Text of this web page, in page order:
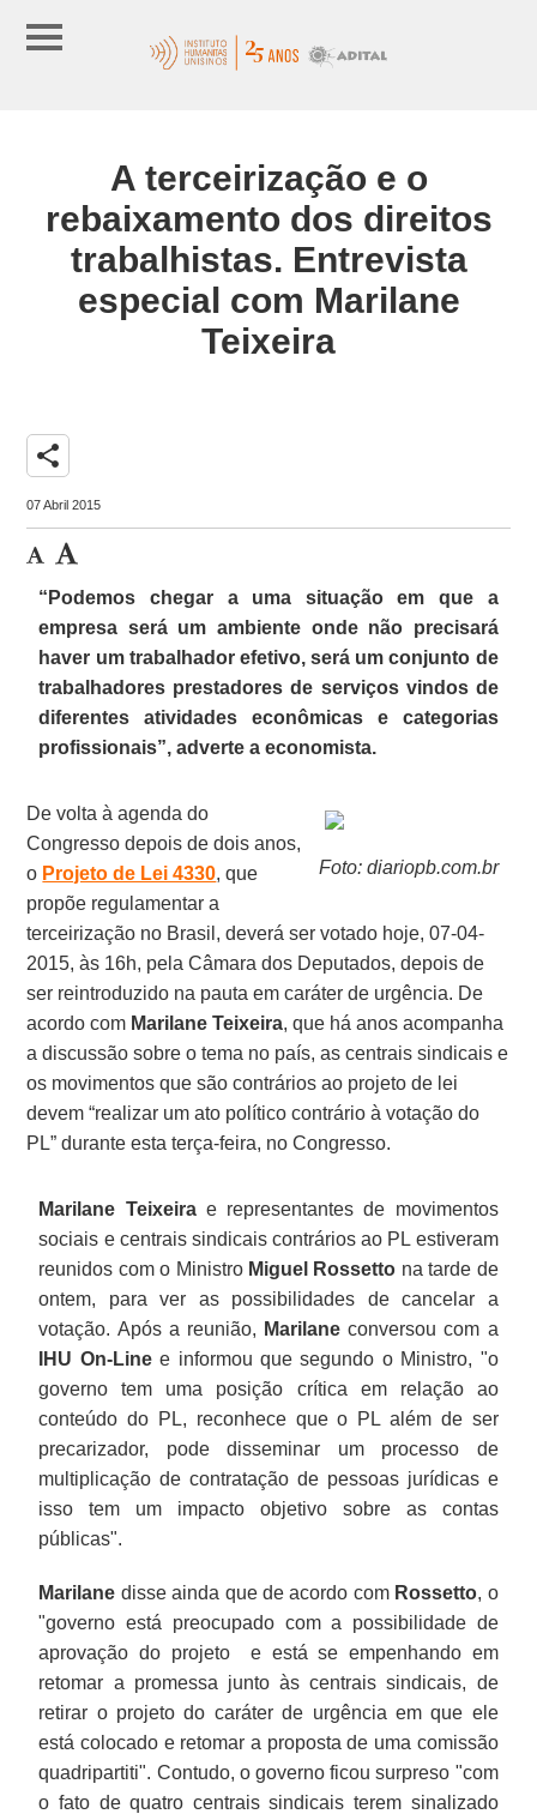
A terceirização e o
rebaixamento dos direitos
trabalhistas. Entrevista
especial com Marilane
Teixeira
share
07 Abril 2015
“Podemos chegar a uma situação em que a
empresa será um ambiente onde não precisará
haver um trabalhador efetivo, será um conjunto de
trabalhadores prestadores de serviços vindos de
diferentes atividades econômicas e categorias
profissionais”, adverte a economista.
Foto: diariopb.com.br
De volta à agenda do
Congresso depois de dois anos,
o Projeto de Lei 4330, que
propõe regulamentar a
terceirização no Brasil, deverá ser votado hoje, 07-04-
2015, às 16h, pela Câmara dos Deputados, depois de
ser reintroduzido na pauta em caráter de urgência. De
acordo com Marilane Teixeira, que há anos acompanha
a discussão sobre o tema no país, as centrais sindicais e
os movimentos que são contrários ao projeto de lei
devem “realizar um ato político contrário à votação do
PL” durante esta terça-feira, no Congresso.
Marilane Teixeirae representantes de movimentos
sociais e centrais sindicais contrários ao PL estiveram
reunidos com o Ministro Miguel Rossetto na tarde de
ontem, para ver as possibilidades de cancelar a
votação. Após a reunião, Marilaneconversou com a
IHU On-Linee informou que segundo o Ministro, "o
governo tem uma posição crítica em relação ao
conteúdo do PL, reconhece que o PL além de ser
precarizador, pode disseminar um processo de
multiplicação de contratação de pessoas jurídicas e
isso tem um impacto objetivo sobre as contas
públicas".
Marilane disse ainda que de acordo com Rossetto, o
"governo está preocupado com a possibilidade de
aprovação do projeto e está se empenhando em
retomar a promessa junto às centrais sindicais, de
retirar o projeto do caráter de urgência em que ele
está colocado e retomar a proposta de uma comissão
quadripartiti". Contudo, o governo ficou surpreso "com
o fato de quatro centrais sindicais terem sinalizado